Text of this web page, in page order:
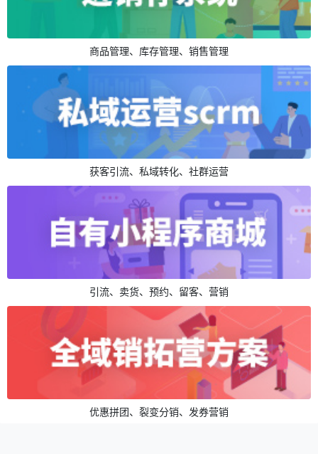
商品管理、库存管理、销售管理
获客引流、私域转化、社群运营
引流、卖货、预约、留客、营销
优惠拼团、裂变分销、发券营销